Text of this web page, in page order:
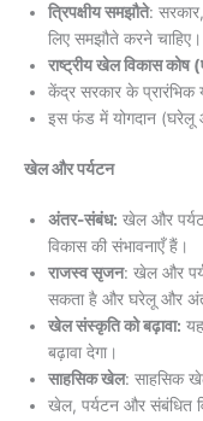
त्रिपक्षीय समझौते:
लिए समझौते करने चाहिए।
राष्ट्रीय खेल विकास कोष
केंद्र सरकार के प्रारंभिक
इस फंड में योगदान (घरेलू
खेल और पर्यटन
अंतर-संबंध: खेल और
विकास की संभावनाएँ हैं।
राजस्व सृजन: खेल और
सकता है और घरेलू और
खेल संस्कृति को बढ़ावा:
बढ़ावा देगा।
साहसिक खेल: साहसिक
खेल, पर्यटन और संबंधित